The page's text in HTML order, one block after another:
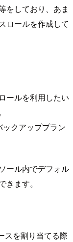
をしており、あま
ロールを作成して
ールを利用したい
クアッププラン
ール内でデフォル
ます。
スを割り当てる際